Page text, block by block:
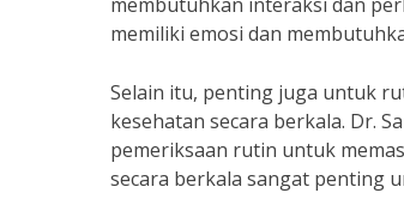
memiliki emosi dan
Selain itu, penting juga untuk
kesehatan secara berkala. Dr.
pemeriksaan rutin untuk
secara berkala sangat penting